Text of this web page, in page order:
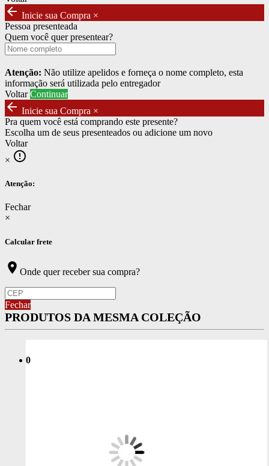
arrow_back Inicie sua Compra ×
Pessoa presenteada
Quem você quer presentear?
Atenção: Não utilize apelidos e forneça o nome completo, esta
informação será utilizada pelo entregador
Voltar Continuar
arrow_back Inicie sua Compra ×
Pra quem você está comprando este presente?
Escolha um de seus presenteados ou adicione um novo
Voltar
× error_outline
Atenção:
Fechar
×
Calcular frete
location_on Onde quer receber sua compra?
Fechar
PRODUTOS DA MESMA COLEÇÃO
0